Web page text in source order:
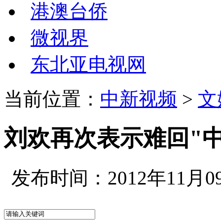
港澳台侨
微视界
东北亚电视网
当前位置： 中新视频 >
刘欢再次表示难回"
发布时间：2012年11月